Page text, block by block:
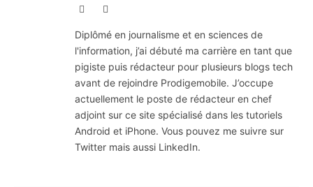
Diplômé en journalisme et en sciences de
l'information, j’ai débuté ma carrière en tant que
pigiste puis rédacteur pour plusieurs blogs tech
avant de rejoindre Prodigemobile. J’occupe
actuellement le poste de rédacteur en chef
adjoint sur ce site spécialisé dans les tutoriels
Android et iPhone. Vous pouvez me suivre sur
Twitter mais aussi LinkedIn.